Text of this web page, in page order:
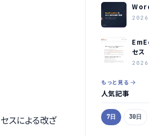
スによる改ざ
セス
ー
もっと見る
人気記事
7日 30日